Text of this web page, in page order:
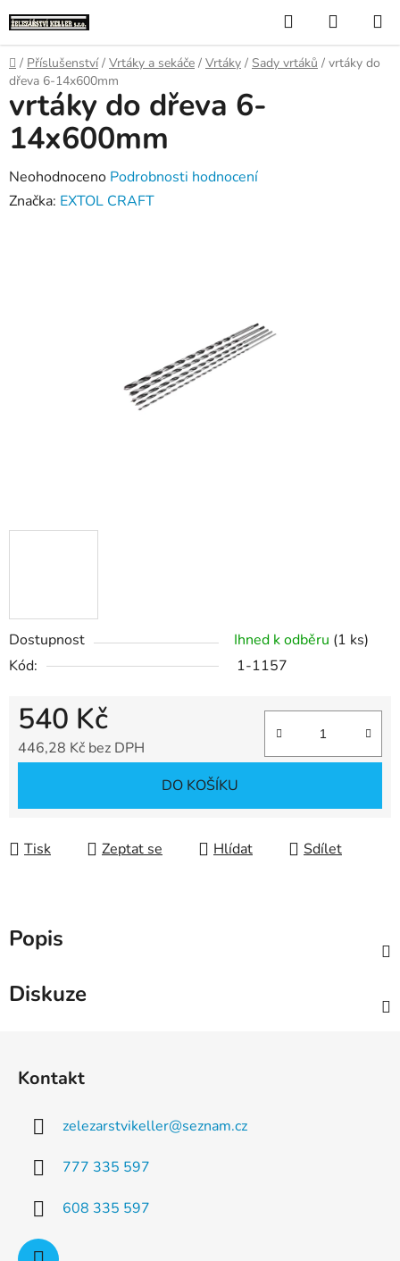
na
obsah
Hledat
KOŠÍK
Domů
/ Příslušenství / Vrtáky a sekáče / Vrtáky / Sady vrtáků / vrtáky do
dřeva 6-14x600mm
Dostupnost Ihned k odběru (1 ks)
Kód:
1-1157
540 Kč
446,28 Kč bez DPH
DO KOŠÍKU
Tisk Zeptat se Hlídat Sdílet
vrtáky do dřeva 6-
14x600mm
Průměrné
hodnocení
Neohodnoceno Podrobnosti hodnocení
Značka: EXTOL CRAFT
Popis
Diskuze
Kontakt
zelezarstvikeller@seznam.cz
777 335 597
608 335 597